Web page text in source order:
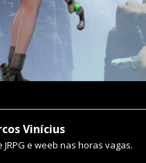
Vinícius
JRPG e weeb nas horas vagas.